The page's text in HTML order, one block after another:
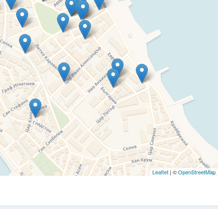
Leaflet | ©OpenStreetMap